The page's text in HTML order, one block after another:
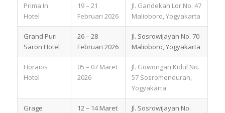
Prima In
Hotel
19 – 21
Februari 2026
Jl. Gandekan Lor No. 47
Malioboro, Yogyakarta
Grand Puri
Saron Hotel
26 – 28
Februari 2026
Jl. Sosrowijayan No. 70
Malioboro, Yogyakarta
Horaios
Hotel
05 – 07 Maret
2026
Jl. Gowongan Kidul No.
57 Sosromenduran,
Yogyakarta
Grage
12 – 14 Maret
Jl. Sosrowijayan No.